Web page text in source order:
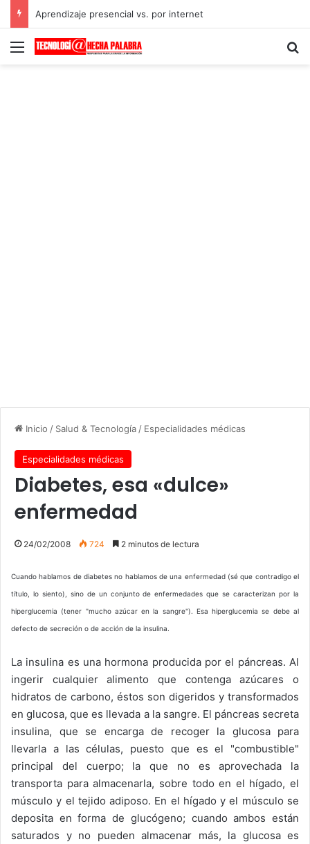
Aprendizaje presencial vs. por internet
Menú
Inicio / Salud & Tecnología / Especialidades médicas
Especialidades médicas
Diabetes, esa «dulce»
enfermedad
24/02/2008 724 2 minutos de lectura
Cuando hablamos de diabetes no hablamos de una enfermedad (sé que contradigo el
título, lo siento), sino de un conjunto de enfermedades que se caracterizan por la
hiperglucemia (tener "mucho azúcar en la sangre"). Esa hiperglucemia se debe al
defecto de secreción o de acción de la insulina.
La insulina es una hormona producida por el páncreas. Al
ingerir cualquier alimento que contenga azúcares o
hidratos de carbono, éstos son digeridos y transformados
en glucosa, que es llevada a la sangre. El páncreas secreta
insulina, que se encarga de recoger la glucosa para
llevarla a las células, puesto que es el "combustible"
principal del cuerpo; la que no es aprovechada la
transporta para almacenarla, sobre todo en el hígado, el
músculo y el tejido adiposo. En el hígado y el músculo se
deposita en forma de glucógeno; cuando ambos están
saturados y no pueden almacenar más, la glucosa es